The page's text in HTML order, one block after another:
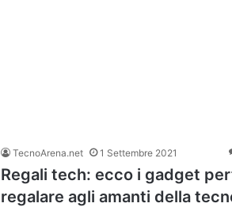
TecnoArena.net 1 Settembre 2021
Regali tech: ecco i gadget
regalare agli amanti della